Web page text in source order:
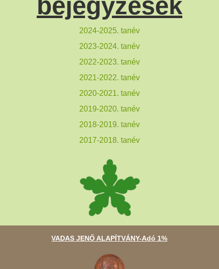
bejegyzések
2024-2025. tanév
2023-2024. tanév
2022-2023. tanév
2021-2022. tanév
2020-2021. tanév
2019-2020. tanév
2018-2019. tanév
2017-2018. tanév
VADAS JENŐ ALAPÍTVÁNY-Adó 1%